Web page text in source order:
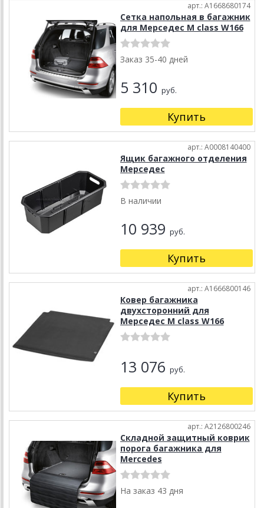
арт.: A1668680174
Сетка напольная в багажник
для Мерседес M class W166
Заказ 35-40 дней
5 310 руб.
Купить
арт.: A0008140400
Ящик багажного отделения
Мерседес
В наличии
10 939 руб.
Купить
арт.: A1666800146
Ковер багажника
двухсторонний для
Мерседес M class W166
13 076 руб.
Купить
арт.: A2126800246
Складной защитный коврик
порога багажника для
Mercedes
На заказ 43 дня